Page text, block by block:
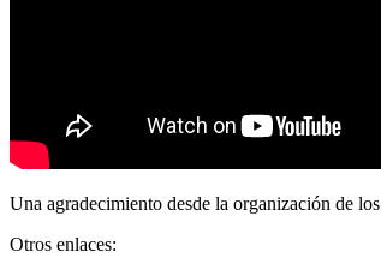
Una agradecimiento desde la organización de
Otros enlaces: